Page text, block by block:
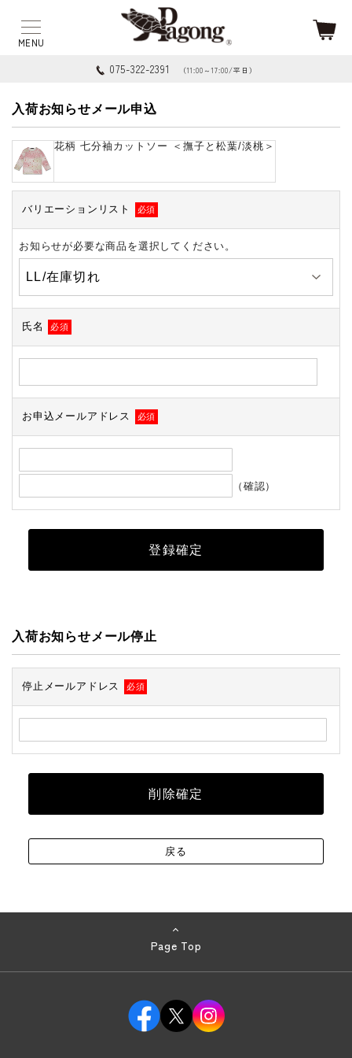
075-322-2391 （11:00～17:00/平日）
入荷お知らせメール申込
花柄 七分袖カットソー ＜撫子と松葉/淡桃＞
バリエーションリスト 必須
お知らせが必要な商品を選択してください。
氏名 必須
お申込メールアドレス 必須
（確認）
入荷お知らせメール停止
停止メールアドレス 必須
Page Top